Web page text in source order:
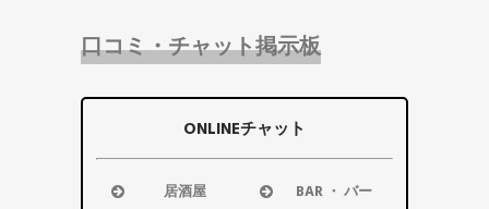
口コミ・チャット掲示板
ONLINEチャット
居酒屋 BAR ・ バー